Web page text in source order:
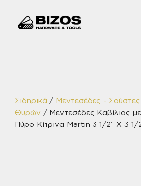
Σιδηρικά / Μεντεσέδες - Σούστες
Θυρών / Μεντεσέδες Καβίλιας
Πύρο Κίτρινα Martin 3 1/2” Χ 3 1/